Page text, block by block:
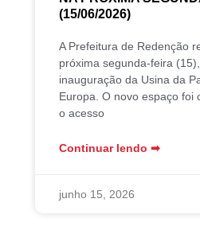
(15/06/2026)
A Prefeitura de Redenção
próxima segunda-feira
inauguração da Usina da
Europa. O novo espaço foi
o acesso
Continuar lendo ➡︎
junho 15, 2026